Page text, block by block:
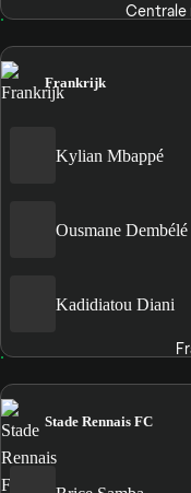
Centrale
Frankrijk
Kylian Mbappé
Ousmane Dembélé
Kadidiatou Diani
Stade Rennais FC